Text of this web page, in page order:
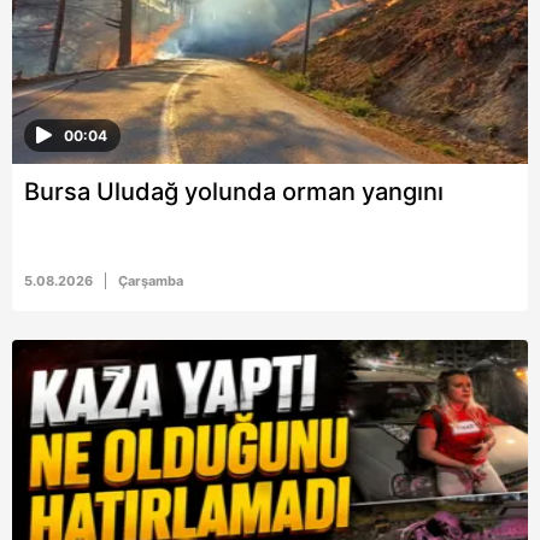
00:04
Bursa Uludağ yolunda orman yangını
5.08.2026 Çarşamba